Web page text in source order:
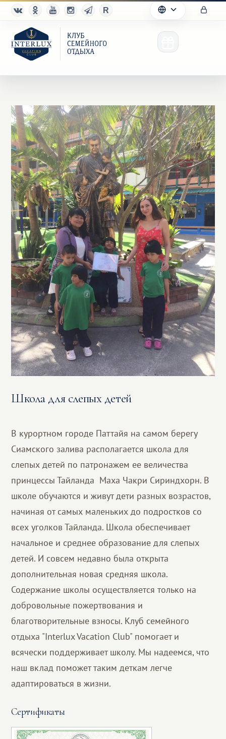
Клуб
Преимущества
Партнерам
Благотворительность
Школа для слепых детей
В курортном городе Паттайя на самом берегу
Сиамского залива располагается школа для
слепых детей по патронажем ее величества
принцессы Тайланда Маха Чакри Сириндхорн. В
школе обучаются и живут дети разных возрастов,
начиная от самых маленьких до подростков со
всех уголков Тайланда. Школа обеспечивает
начальное и среднее образование для слепых
детей. И совсем недавно была открыта
дополнительная новая средняя школа.
Содержание школы осуществляется только на
добровольные пожертвования и
благотворительные взносы. Клуб семейного
отдыха "Interlux Vacation Club" помогает и
всячески поддерживает школу. Мы надеемся, что
наш вклад поможет таким деткам легче
адаптироваться в жизни.
Сертификаты